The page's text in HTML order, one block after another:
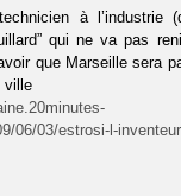
à l’industrie
qui ne va pas
que Marseille sera
ville
06/03/estrosi-l-